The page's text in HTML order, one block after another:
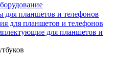
планшетов и телефонов
для планшетов и телефонов
для планшетов и